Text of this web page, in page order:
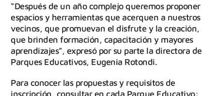
“Después de un año complejo queremos proponer
espacios y herramientas que acerquen a nuestros
vecinos, que promuevan el disfrute y la creación,
que brinden formación, capacitación y mayores
aprendizajes”, expresó por su parte la directora de
Parques Educativos, Eugenia Rotondi.
Para conocer las propuestas y requisitos de
inscripción, consultar en cada Parque Educativo: